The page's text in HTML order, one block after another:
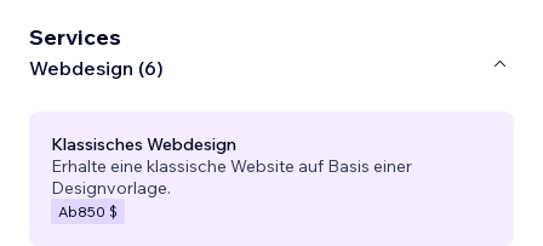
Services
Webdesign (6)
Klassisches Webdesign
Erhalte eine klassische Website auf Basis einer
Designvorlage.
Ab850 $